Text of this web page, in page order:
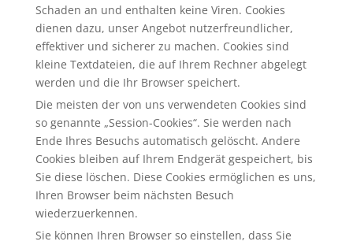
Schaden an und enthalten keine Viren. Cookies
dienen dazu, unser Angebot nutzerfreundlicher,
effektiver und sicherer zu machen. Cookies sind
kleine Textdateien, die auf Ihrem Rechner abgelegt
werden und die Ihr Browser speichert.
Die meisten der von uns verwendeten Cookies sind
so genannte „Session-Cookies“. Sie werden nach
Ende Ihres Besuchs automatisch gelöscht. Andere
Cookies bleiben auf Ihrem Endgerät gespeichert, bis
Sie diese löschen. Diese Cookies ermöglichen es uns,
Ihren Browser beim nächsten Besuch
wiederzuerkennen.
Sie können Ihren Browser so einstellen, dass Sie